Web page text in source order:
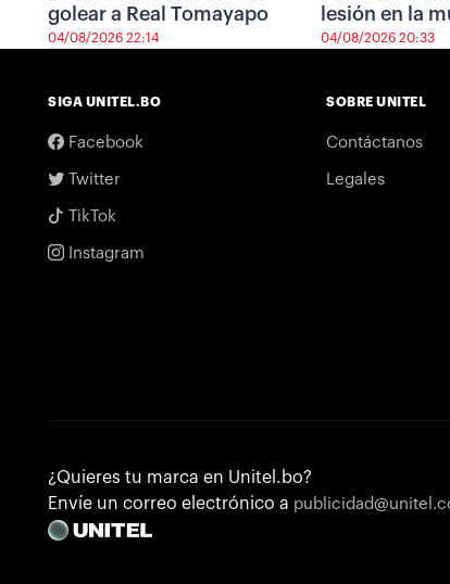
golear a Real Tomayapo
04/08/2026 22:14
lesión en la
04/08/2026 20:33
SIGA UNITEL.BO
Facebook
Twitter
TikTok
Instagram
SOBRE UNITEL
Contáctanos
Legales
¿Quieres tu marca en Unitel.bo?
Envíe un correo electrónico a